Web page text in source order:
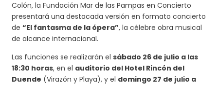
Colón, la Fundación Mar de las Pampas en Concierto
presentará una destacada versión en formato concierto
de “El fantasma de la ópera”, la célebre obra musical
de alcance internacional.
Las funciones se realizarán el sábado 26 de julio a las
18:30 horas, en el auditorio del Hotel Rincón del
Duende (Virazón y Playa), y el domingo 27 de julio a